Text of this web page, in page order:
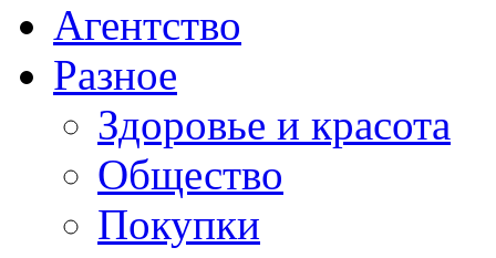
Агентство
Разное
Здоровье и красота
Общество
Покупки